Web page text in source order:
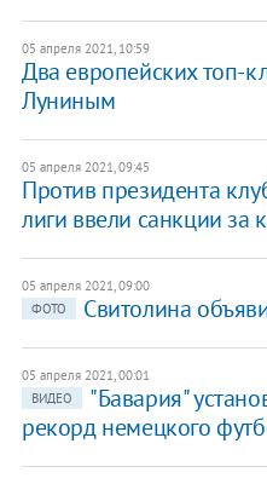
05 апреля 2021, 10:59
Два европейских топ-
Луниным
05 апреля 2021, 09:45
Против президента
лиги ввели санкции за
05 апреля 2021, 09:00
ФОТО
Свитолина
05 апреля 2021, 00:01
ВИДЕО
"Бавария"
рекорд немецкого